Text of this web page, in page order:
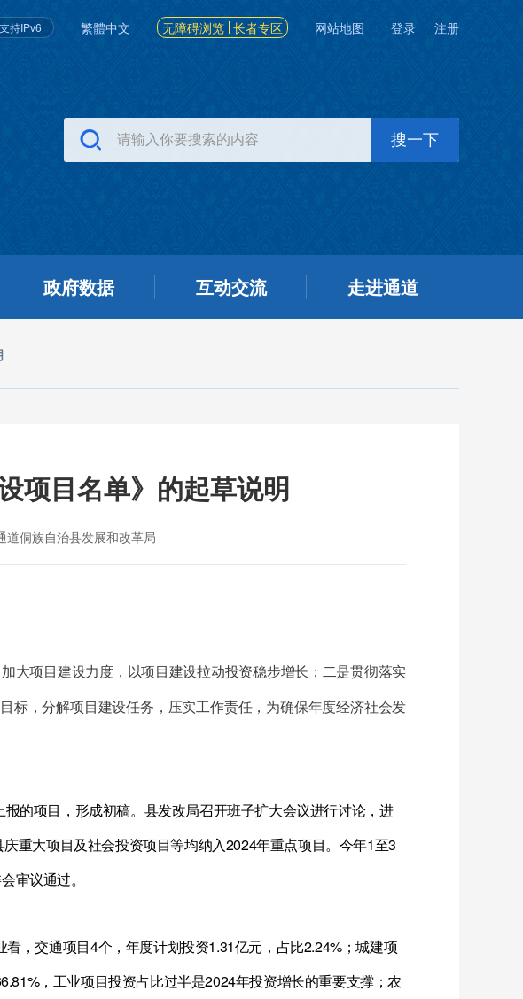
持IPv6 繁體中文 无障碍浏览 长者专区 网站地图 登录 注册
政府数据 互动交流 走进通道
项目名单》的起草说明
道侗族自治县发展和改革局
大项目建设力度，以项目建设拉动投资稳步增长；二是贯彻落实
标，分解项目建设任务，压实工作责任，为确保年度经济社会发
报的项目，形成初稿。县发改局召开班子扩大会议进行讨论，进
重大项目及社会投资项目等均纳入2024年重点项目。今年1至3
审议通过。
看，交通项目4个，年度计划投资1.31亿元，占比2.24%；城建项
，工业项目投资占比过半是2024年投资增长的重要支撑；农